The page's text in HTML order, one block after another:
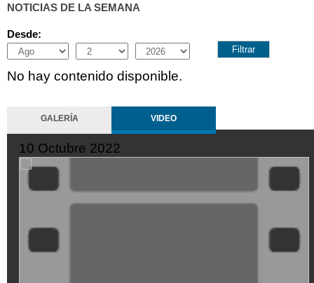
NOTICIAS DE LA SEMANA
Desde:
Month
Day Year
No hay contenido disponible.
GALERÍA VIDEO
10 Octubre 2022
XDGVyvJOFpI